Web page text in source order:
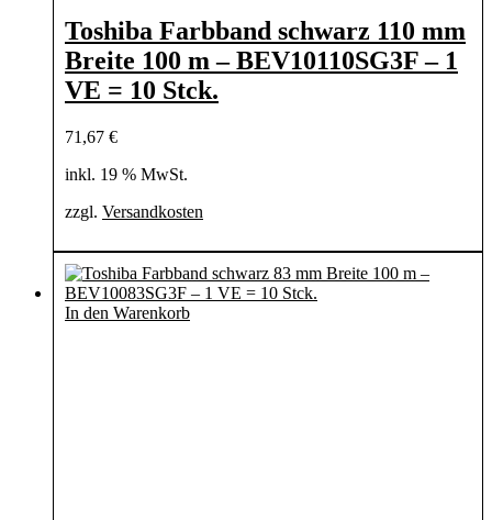
Toshiba Farbband schwarz 110 mm
Breite 100 m – BEV10110SG3F – 1
VE = 10 Stck.
71,67 €
inkl. 19 % MwSt.
zzgl. Versandkosten
In den Warenkorb